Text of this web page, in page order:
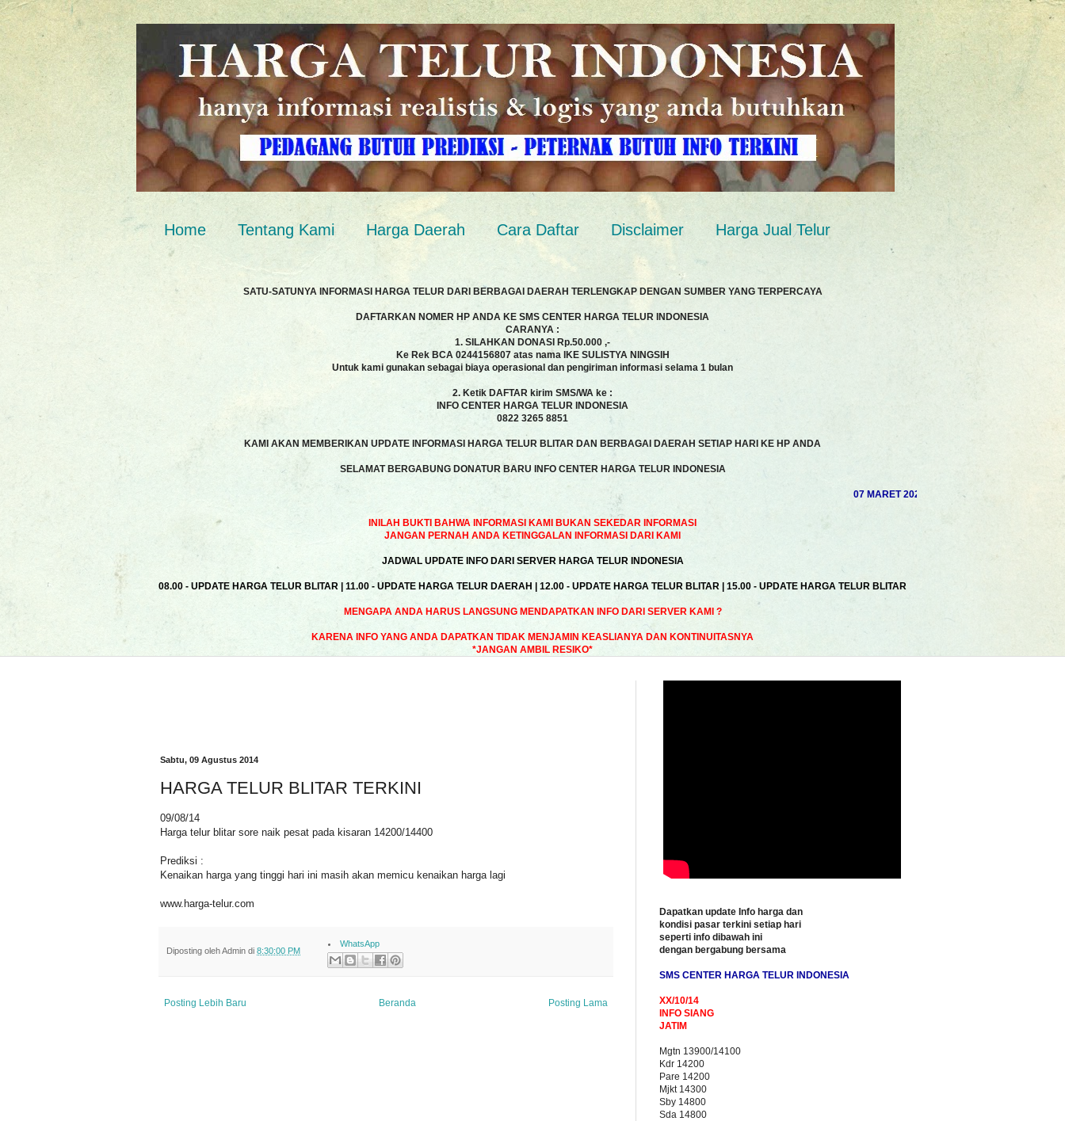
Home Tentang Kami Harga Daerah Cara Daftar Disclaimer Harga Jual Telur
SATU-SATUNYA INFORMASI HARGA TELUR DARI BERBAGAI DAERAH TERLENGKAP DENGAN SUMBER YANG TERPERCAYA
DAFTARKAN NOMER HP ANDA KE SMS CENTER HARGA TELUR INDONESIA
CARANYA :
1. SILAHKAN DONASI Rp.50.000 ,-
Ke Rek BCA 0244156807 atas nama IKE SULISTYA NINGSIH
Untuk kami gunakan sebagai biaya operasional dan pengiriman informasi selama 1 bulan
2. Ketik DAFTAR kirim SMS/WA ke :
INFO CENTER HARGA TELUR INDONESIA
0822 3265 8851
KAMI AKAN MEMBERIKAN UPDATE INFORMASI HARGA TELUR BLITAR DAN BERBAGAI DAERAH SETIAP HARI KE HP ANDA
SELAMAT BERGABUNG DONATUR BARU INFO CENTER HARGA TELUR INDONESIA
07 MARET 2025 | AKHSAN ROSYIDI |
INILAH BUKTI BAHWA INFORMASI KAMI BUKAN SEKEDAR INFORMASI
JANGAN PERNAH ANDA KETINGGALAN INFORMASI DARI KAMI
JADWAL UPDATE INFO DARI SERVER HARGA TELUR INDONESIA
08.00 - UPDATE HARGA TELUR BLITAR | 11.00 - UPDATE HARGA TELUR DAERAH | 12.00 - UPDATE HARGA TELUR BLITAR | 15.00 - UPDATE HARGA TELUR BLITAR
MENGAPA ANDA HARUS LANGSUNG MENDAPATKAN INFO DARI SERVER KAMI ?
KARENA INFO YANG ANDA DAPATKAN TIDAK MENJAMIN KEASLIANYA DAN KONTINUITASNYA
*JANGAN AMBIL RESIKO*
Sabtu, 09 Agustus 2014
HARGA TELUR BLITAR TERKINI
09/08/14
Harga telur blitar sore naik pesat pada kisaran 14200/14400
Prediksi :
Kenaikan harga yang tinggi hari ini masih akan memicu kenaikan harga lagi
www.harga-telur.com
Diposting olehAdmin di 8:30:00 PM
WhatsApp
Posting Lebih Baru Posting Lama
Beranda
Dapatkan update Info harga dan
kondisi pasar terkini setiap hari
seperti info dibawah ini
dengan bergabung bersama
SMS CENTER HARGA TELUR INDONESIA
XX/10/14
INFO SIANG
JATIM
Mgtn 13900/14100
Kdr 14200
Pare 14200
Mjkt 14300
Sby 14800
Sda 14800